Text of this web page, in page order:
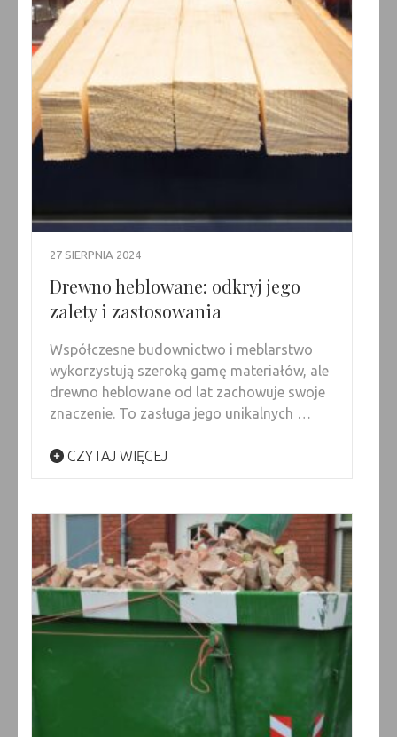
27 SIERPNIA 2024
Drewno heblowane: odkryj jego
zalety i zastosowania
Współczesne budownictwo i meblarstwo
wykorzystują szeroką gamę materiałów, ale
drewno heblowane od lat zachowuje swoje
znaczenie. To zasługa jego unikalnych …
CZYTAJ WIĘCEJ